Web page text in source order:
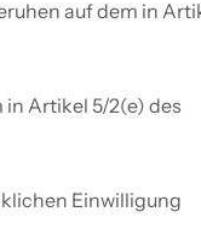
in Artikel 5/2(e) des
Einwilligung